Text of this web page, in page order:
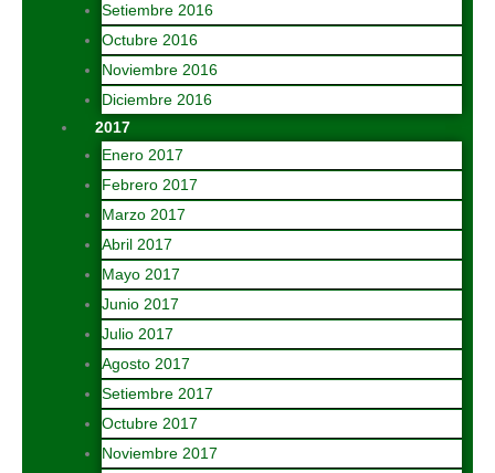
Setiembre 2016
Octubre 2016
Noviembre 2016
Diciembre 2016
2017
Enero 2017
Febrero 2017
Marzo 2017
Abril 2017
Mayo 2017
Junio 2017
Julio 2017
Agosto 2017
Setiembre 2017
Octubre 2017
Noviembre 2017